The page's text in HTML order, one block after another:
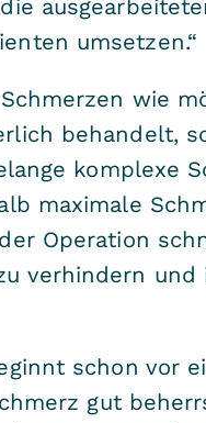
umsetzen.“
wie
behandelt,
komplexe
maximale
Operation
verhindern
schon vor
gut